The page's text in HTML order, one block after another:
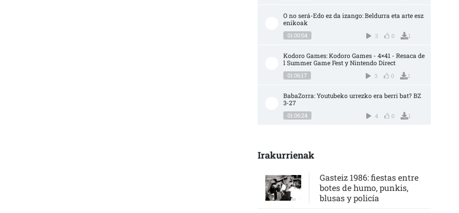
O no será-Edo ez da izango: Beldurra eta arte esz
enikoak
01:00:04 3 0 1
Kodoro Games: Kodoro Games - 4×41 - Resaca de
l Summer Game Fest y Nintendo Direct
01:06:17 3 0 1
BabaZorra: Youtubeko urrezko era berri bat? BZ
3-27
01:06:24 4 0 1
Irakurrienak
Gasteiz 1986: fiestas entre
botes de humo, punkis,
blusas y policía